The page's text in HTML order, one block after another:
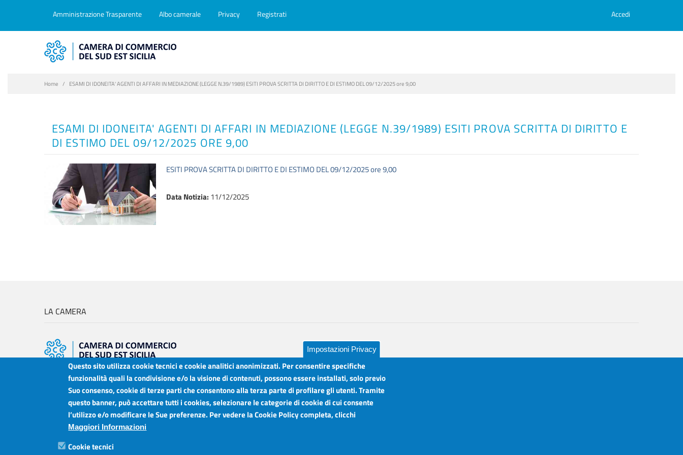
Amministrazione Trasparente Albo camerale Privacy Registrati Accedi
Home ESAMI DI IDONEITA' AGENTI DI AFFARI IN MEDIAZIONE (LEGGE N.39/1989) ESITI PROVA SCRITTA DI DIRITTO E DI ESTIMO DEL 09/12/2025 ore 9,00
ESAMI DI IDONEITA' AGENTI DI AFFARI IN MEDIAZIONE (LEGGE N.39/1989) ESITI PROVA SCRITTA DI DIRITTO E
DI ESTIMO DEL 09/12/2025 ORE 9,00
ESITI PROVA SCRITTA DI DIRITTO E DI ESTIMO DEL 09/12/2025 ore 9,00
Data Notizia: 11/12/2025
LA CAMERA
Camera di Commercio Industria Artigianato e Agricoltura del Sud Est Sicilia
Sede legale: Via Cappuccini, 2 - Catania
Sede territoriale: Piazza della Libertà - Ragusa
Sede territoriale: Via Duca degli Abruzzi, 4 - Siracusa
Posta elettronica certificata: ctrgsr pec.ctrgsr.camcom.it
www.ctrgsr.camcom.gov.it
Codice di fatturazione elettronica:
Orari sportelli:
Dal Lunedì al Venerdì ore 8.30 - 12.00
Martedì anche 15.45 - 17.45
Articolazione degli Uffici, Telefoni e mail
Impostazioni Privacy
Questo sito utilizza cookie tecnici e cookie analitici anonimizzati. Per consentire specifiche
funzionalità quali la condivisione e/o la visione di contenuti, possono essere installati, solo previo
Suo consenso, cookie di terze parti che consentono alla terza parte di profilare gli utenti. Tramite
questo banner, può accettare tutti i cookies, selezionare le categorie di cookie di cui consente
l’utilizzo e/o modificare le Sue preferenze. Per vedere la Cookie Policy completa, clicchi
Maggiori Informazioni
Cookie tecnici